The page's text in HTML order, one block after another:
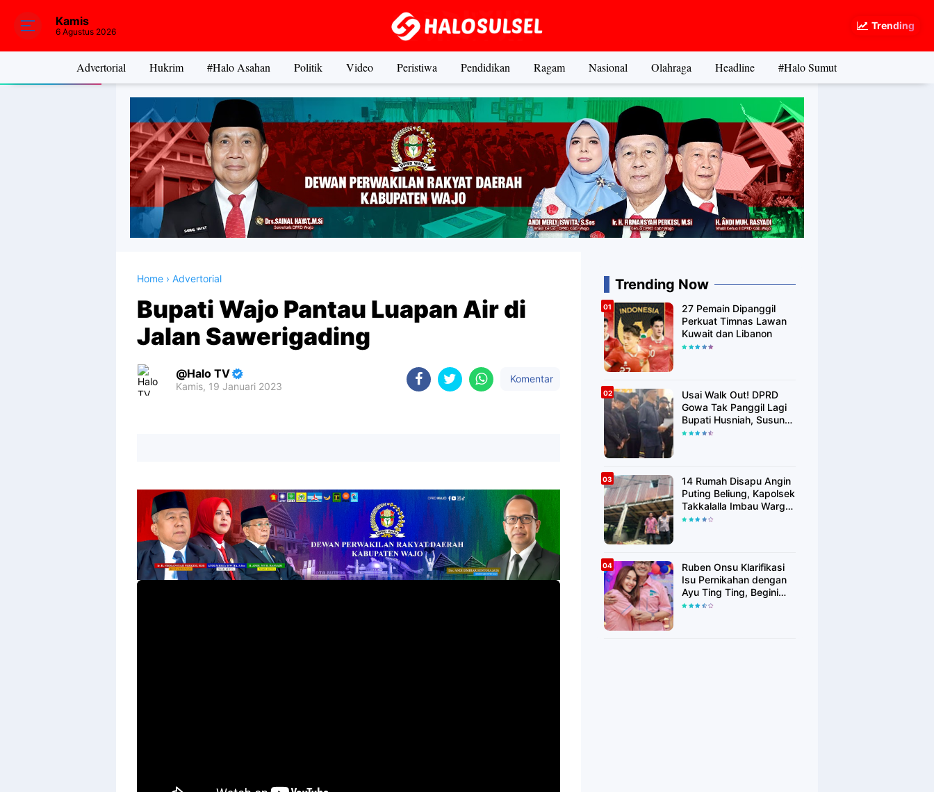
Trending
Kamis
6 Agustus 2026
Advertorial Hukrim #Halo Asahan Politik Video Peristiwa Pendidikan Ragam Nasional Olahraga Headline #Halo Sumut
Home › Advertorial
Bupati Wajo Pantau Luapan Air di
Jalan Sawerigading
Halo TV
Kamis, 19 Januari 2023
Komentar
Templates
Trending Now
27 Pemain Dipanggil
Perkuat Timnas Lawan
Kuwait dan Libanon
Usai Walk Out! DPRD
Gowa Tak Panggil Lagi
Bupati Husniah, Susun
Rekomendasi Hak
14 Rumah Disapu Angin
Puting Beliung, Kapolsek
Takkalalla Imbau Warga
Waspada Cuaca
Ruben Onsu Klarifikasi
Isu Pernikahan dengan
Ayu Ting Ting, Begini
Faktanya